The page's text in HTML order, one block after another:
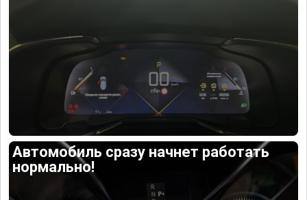
Автомобиль сразу начнет работать
нормально!